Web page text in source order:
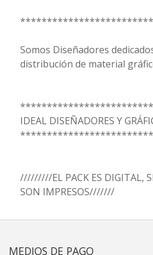
Somos Diseñadores
distribución de material
IDEAL DISEÑADORES Y
/////////EL PACK ES DIGITAL,
SON IMPRESOS///////
MEDIOS DE PAGO